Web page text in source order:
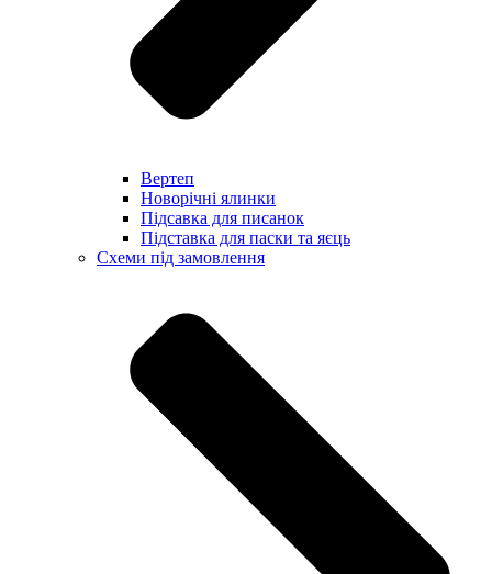
Вертеп
Новорічні ялинки
Підсавка для писанок
Підставка для паски та яєць
Схеми під замовлення